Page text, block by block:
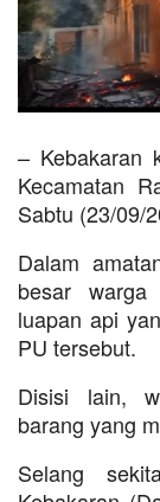
– Kebakaran
Kecamatan
Sabtu (23/09/
Dalam
besar warga
luapan api
PU tersebut.
Disisi lain,
barang yang
Selang